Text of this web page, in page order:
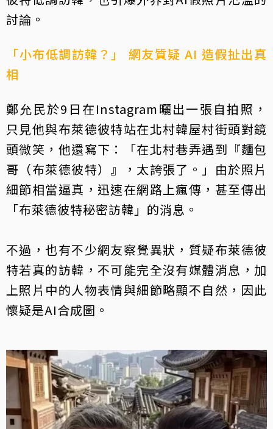
討論。
「小布低調訪韓？」 網友質疑 AI 造假扯出真
相
鄭允民於9日在Instagram曬出一張自拍照，
只見他與布萊德彼特站在北村韓屋村街頭對鏡
頭微笑，他還寫下：「在北村巷弄遇到『麵包
哥（布萊德彼特）』，太誇張了。」由於照片
細節相當逼真，迅速在網路上瘋傳，甚至傳出
「布萊德彼特秘密訪韓」的消息。
不過，也有不少網友察覺異狀，質疑布萊德彼
特若真的訪韓，不可能完全沒有媒體消息，加
上照片中的人物表情與細節略顯不自然，因此
懷疑是AI合成圖。